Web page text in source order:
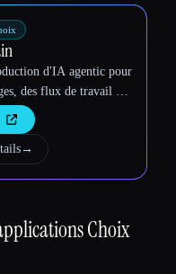
d'IA agentic pour
des flux de travail et
→
Choix